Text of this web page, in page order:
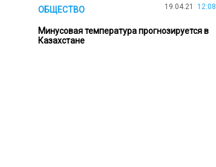
ОБЩЕСТВО 19.04.21 12:08
Минусовая температура прогнозируется в
Казахстане